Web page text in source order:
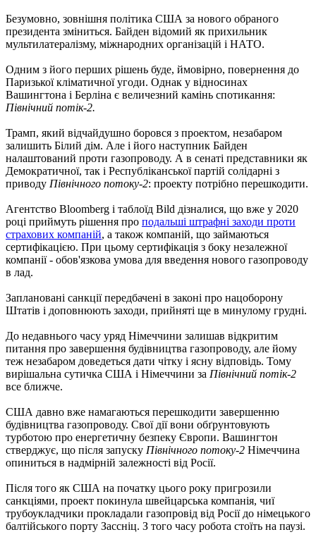
Безумовно, зовнішня політика США за нового обраного
президента зміниться. Байден відомий як прихильник
мультилатералізму, міжнародних організацій і НАТО.
Одним з його перших рішень буде, ймовірно, повернення до
Паризької кліматичної угоди. Однак у відносинах
Вашингтона і Берліна є величезний камінь спотикання:
Північний потік-2.
Трамп, який відчайдушно боровся з проектом, незабаром
залишить Білий дім. Але і його наступник Байден
налаштований проти газопроводу. А в сенаті представники як
Демократичної, так і Республіканської партій солідарні з
приводу Північного потоку-2: проекту потрібно перешкодити.
Агентство Bloomberg і таблоїд Bild дізналися, що вже у 2020
році приймуть рішення про подальші штрафні заходи проти
страхових компаній, а також компаній, що займаються
сертифікацією. При цьому сертифікація з боку незалежної
компанії - обов'язкова умова для введення нового газопроводу
в лад.
Заплановані санкції передбачені в законі про нацоборону
Штатів і доповнюють заходи, прийняті ще в минулому грудні.
До недавнього часу уряд Німеччини залишав відкритим
питання про завершення будівництва газопроводу, але йому
теж незабаром доведеться дати чітку і ясну відповідь. Тому
вирішальна сутичка США і Німеччини за Північний потік-2
все ближче.
США давно вже намагаються перешкодити завершенню
будівництва газопроводу. Свої дії вони обґрунтовують
турботою про енергетичну безпеку Європи. Вашингтон
стверджує, що після запуску Північного потоку-2 Німеччина
опиниться в надмірній залежності від Росії.
Після того як США на початку цього року пригрозили
санкціями, проект покинула швейцарська компанія, чиї
трубоукладчики прокладали газопровід від Росії до німецького
балтійського порту Зассніц. З того часу робота стоїть на паузі.